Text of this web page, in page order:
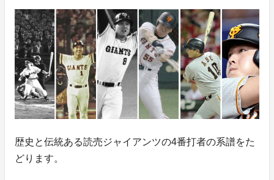
歴史と伝統ある読売ジャイアンツの4番打者の系譜をた
どります。